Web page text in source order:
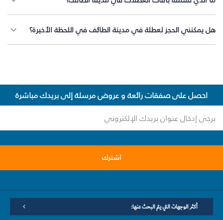
هل يمكنني الحجز لعطلة في مدينة الطائف في اللحظة الأخيرة؟
احصل على صفقات رائعة و عروض مرسلة إلى بريدك مباشرة
اشترك
أكثر الوجهات التي يتم البحث عنها: